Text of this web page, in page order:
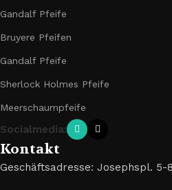
Gandalf Pfeife
Bruyere Pfeifen
Gandalf Pfeife
Sherlock Holmes Pfeife
Meerschaumpfeife
Socialmedia:
Kontakt
Geschäftsadresse: Josephspl. 5-